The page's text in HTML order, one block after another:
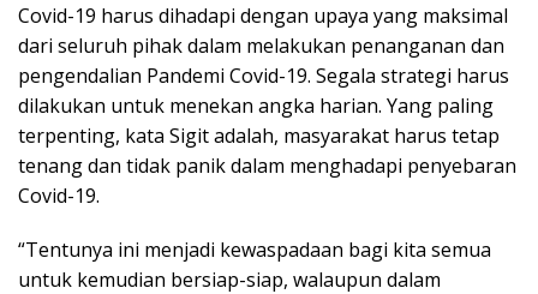
Covid-19 harus dihadapi dengan upaya yang maksimal
dari seluruh pihak dalam melakukan penanganan dan
pengendalian Pandemi Covid-19. Segala strategi harus
dilakukan untuk menekan angka harian. Yang paling
terpenting, kata Sigit adalah, masyarakat harus tetap
tenang dan tidak panik dalam menghadapi penyebaran
Covid-19.
“Tentunya ini menjadi kewaspadaan bagi kita semua
untuk kemudian bersiap-siap, walaupun dalam